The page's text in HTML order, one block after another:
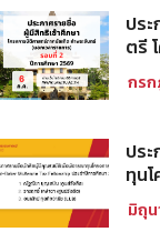
ปร
ตรี
ศึก
กร
ปร
ทุน
มิถุ